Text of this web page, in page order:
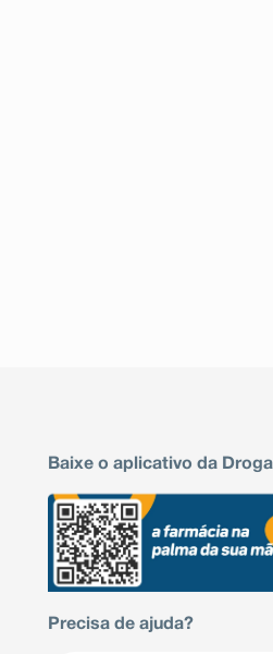
Baixe o aplicativo da
Precisa de ajuda?